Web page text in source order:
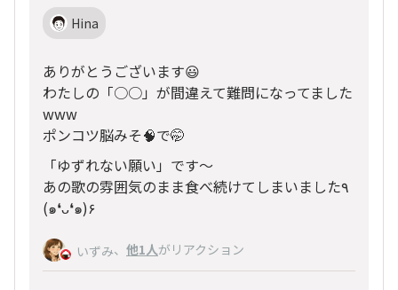
Hina
ありがとうございます😃
わたしの「○○」が間違えて難問になってました
www
ポンコツ脳みそ🧠で🤭
「ゆずれない願い」です〜
あの歌の雰囲気のまま食べ続けてしまいました٩
(๑❛ᴗ❛๑)۶
いずみ、 他1人がリアクション